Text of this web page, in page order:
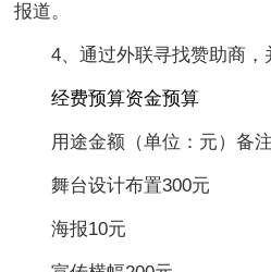
报道。
4、通过外联寻找赞助商，
经费预算资金预算
用途金额（单位：元）备注
舞台设计布置300元
海报10元